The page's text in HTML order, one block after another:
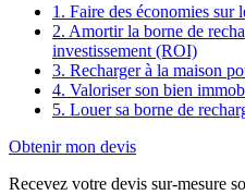
1. Faire des économies sur
2. Amortir la borne de
investissement (ROI)
3. Recharger à la maison
4. Valoriser son bien
5. Louer sa borne de
Obtenir mon devis
Recevez votre devis sur-mesure